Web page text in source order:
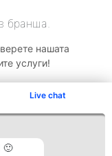
Live chat
🙂
бранша.
нашата
услуги!